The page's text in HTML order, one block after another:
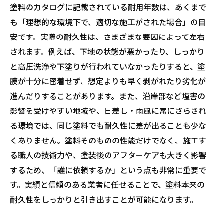
塗料のカタログに記載されている耐用年数は、あくまで
も「理想的な環境下で、適切な施工がされた場合」の目
安です。実際の耐久性は、さまざまな要因によって左右
されます。例えば、下地の状態が悪かったり、しっかり
と高圧洗浄や下塗りが行われていなかったりすると、塗
膜が十分に密着せず、想定よりも早く剥がれたり劣化が
進んだりすることがあります。また、沿岸部など塩害の
影響を受けやすい地域や、日差し・雨風に常にさらされ
る環境では、同じ塗料でも耐久性に差が出ることも少な
くありません。塗料そのものの性能だけでなく、施工す
る職人の技術力や、塗装後のアフターケアも大きく影響
するため、「誰に依頼するか」という点も非常に重要で
す。実績と信頼のある業者に任せることで、塗料本来の
耐久性をしっかりと引き出すことが可能になります。